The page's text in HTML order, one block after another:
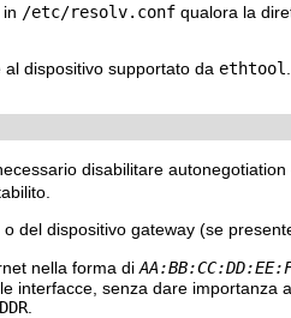
/etc/resolv.conf qualora la
dispositivo supportato da ethtool
disabilitare autonegotiation
del dispositivo gateway (se
nella forma di
interfacce, senza dare importanza